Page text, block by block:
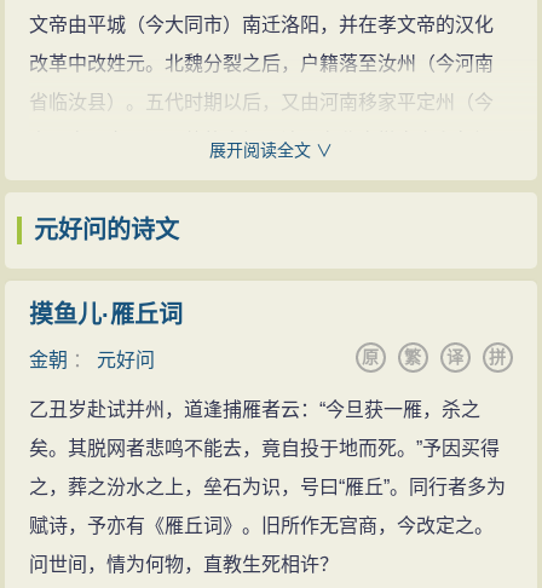
情爆发为悲歌，感染力是很强烈的，并且这些“丧乱诗”又
掀起了杜甫之后的现实主义诗风的又一高潮。比如《歧
阳》之二：“百二关河草不横，十年戎马暗秦京。歧阳西
望无来信，陇水东流闻哭声。野蔓有情萦战骨，残阳何
意照空城。从谁细向苍苍问，争遣蚩尤作五兵”再比如
《癸巳五月三日北渡》：“道傍僵卧满累囚，过去旃车似
水流。红粉哭随回鹘马，为谁一步一回头”“随营木佛贱于
柴，大乐编钟满市排。虏掠几何君莫问，大船浑载汴京
来”“白骨纵横似乱麻，几年桑梓变龙沙。只知河朔生灵
正如清代大文学家史学家赵翼在《题遗山诗》中说：“国
家不幸诗家幸，赋到沧桑句便工。” 正是山河的破碎，诗
人的忧患，才造就了这些旷世之作。
当然，元好问还有为数不少的写景诗，这类诗的总
体风格是豪壮、清雅、不事雕琢，有很多名句。比如
文体粹然为之一变。大较遗山诗祖李、杜，律切精深，
而有豪放迈往之气；文宗韩、欧，正大明达，而无奇纤
晦涩之语；乐府则清新顿挫，闲宛浏亮，体制最备。又
而下不论也。”他的另一位朋友李冶更誉其为“二李（李
《四库全书总目·遗山集》评元好问称；“好问才雄学
赡，金元之际屹然为文章大宗，所撰《中州集》，意在
以诗存史，去取尚不尽精。至所自作，则兴象深邃，风
格遒上，无宋南渡宋江湖诸人之习，亦无江西派生拗粗
犷之失，至古文，绳尺严密，众体悉备，而碑版志铭诸
作尤为具有法度。”
元好问又是一位高明的文艺理论家，他的《论诗三
首》、《论诗三十首》《与张仲杰郎中论文》《校笠泽
丛书后记》等等，都很精辟地评论了古代诗人诗派的得
文帝由平城（今大同市）南迁洛阳，并在孝文帝的汉化
改革中改姓元。北魏分裂之后，户籍落至汝州（今河南
省临汝县）。五代时期以后，又由河南移家平定州（今
山西省平定县）。他的高祖元谊，在北宋徽宗宣和年间
（1119—1125年）官忻州神武（虎）军使。曾祖元春
（一作椿）任北宋隰州（治今山西省隰县）团练使，又
陵王正隆二年（1157年）任柔服（今内蒙古土默特右旗
学为业，平时诗酒自娱，著有《东岩集》。
游学四方
金章宗明昌元年七月八日（1190年8月10日），元好
问诞生在忻州农村一个世代书香的士大夫家庭里。由于
他的二叔和三叔都没有儿子，元好问的兄弟有三个，他
又是第三。根于中国传统，他的叔父元格（后元好问称
展开阅读全文 ∨
元好问的诗文
摸鱼儿·雁丘词
金朝 ： 元好问 拼
译
繁
原
乙丑岁赴试并州，道逢捕雁者云：“今旦获一雁，杀之
矣。其脱网者悲鸣不能去，竟自投于地而死。”予因买得
之，葬之汾水之上，垒石为识，号曰“雁丘”。同行者多为
赋诗，予亦有《雁丘词》。旧所作无宫商，今改定之。
问世间，情为何物，直教生死相许？